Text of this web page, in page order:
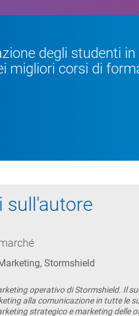
degli studenti
migliori corsi di
sull'autore
Stormshield
operativo di Stormshield. Il
alla comunicazione in tutte le
strategico e marketing delle